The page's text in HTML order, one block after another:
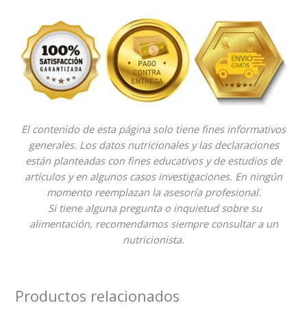
El contenido de esta página solo tiene fines informativos
generales. Los datos nutricionales y las declaraciones
están planteadas con fines educativos y de estudios de
artículos y en algunos casos investigaciones. En ningún
momento reemplazan la asesoría profesional.
Si tiene alguna pregunta o inquietud sobre su
alimentación, recomendamos siempre consultar a un
nutricionista.
Productos relacionados